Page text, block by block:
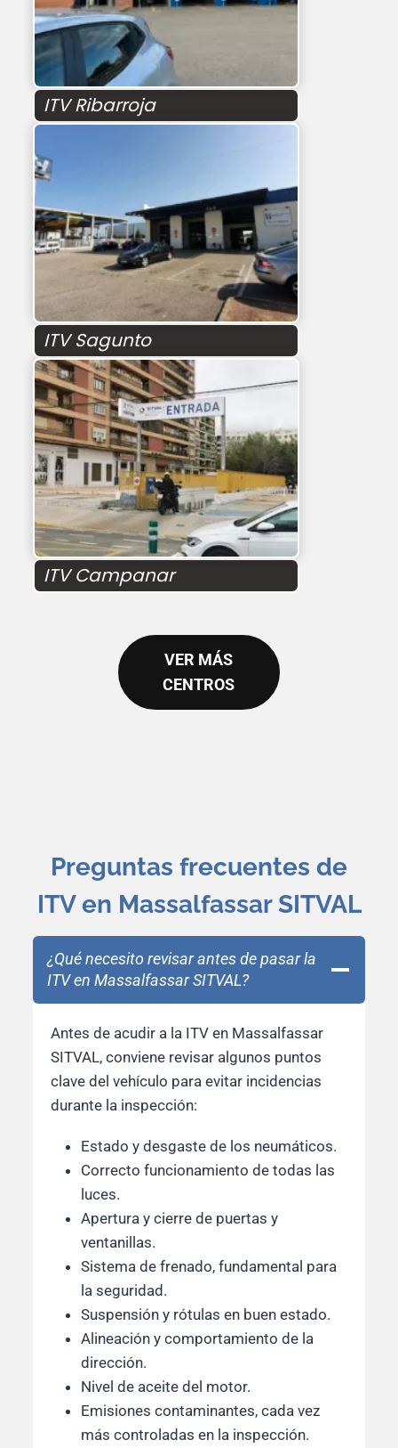
ITV Ribarroja
ITV Sagunto
ITV Campanar
VER MÁS
CENTROS
Preguntas frecuentes de
ITV en Massalfassar SITVAL
¿Qué necesito revisar antes de pasar la
ITV en Massalfassar SITVAL?
Antes de acudir a la ITV en Massalfassar
SITVAL, conviene revisar algunos puntos
clave del vehículo para evitar incidencias
durante la inspección:
Estado y desgaste de los neumáticos.
Correcto funcionamiento de todas las
luces.
Apertura y cierre de puertas y
ventanillas.
Sistema de frenado, fundamental para
la seguridad.
Suspensión y rótulas en buen estado.
Alineación y comportamiento de la
dirección.
Nivel de aceite del motor.
Emisiones contaminantes, cada vez
más controladas en la inspección.